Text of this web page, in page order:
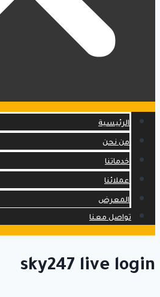
الرئيسية
من نحن
خدماتنا
عملائنا
المعرض
تواصل معنا
sky247 live login